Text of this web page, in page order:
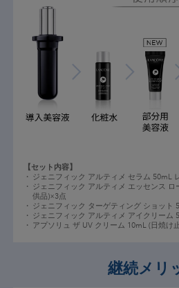
【セット内容】​
・ ジェニフィック アルティメ セラム 50mL
・ ジェニフィック アルティメ エッセンス
供品)×3点
・ ジェニフィック ターゲティング ショット
・ ジェニフィック アルティメ アイクリーム
・ アプソリュ ザ UV クリーム 10mL (日焼け
継続メリ